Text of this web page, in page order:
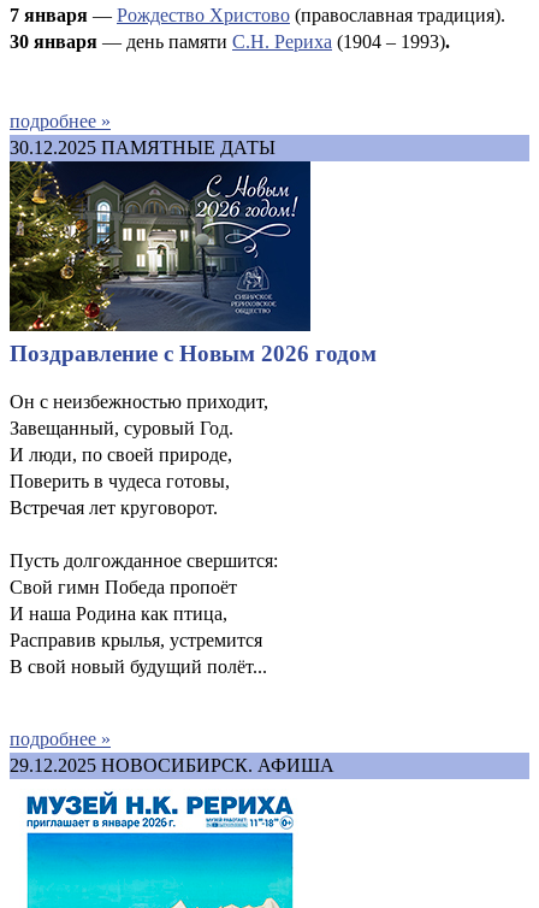
7 января — Рождество Христово (православная традиция).
30 января — день памяти С.Н. Рериха (1904 – 1993).
подробнее »
30.12.2025 ПАМЯТНЫЕ ДАТЫ
Поздравление с Новым 2026 годом
Он с неизбежностью приходит,
Завещанный, суровый Год.
И люди, по своей природе,
Поверить в чудеса готовы,
Встречая лет круговорот.
Пусть долгожданное свершится:
Свой гимн Победа пропоёт
И наша Родина как птица,
Расправив крылья, устремится
В свой новый будущий полёт...
подробнее »
29.12.2025 НОВОСИБИРСК. АФИША